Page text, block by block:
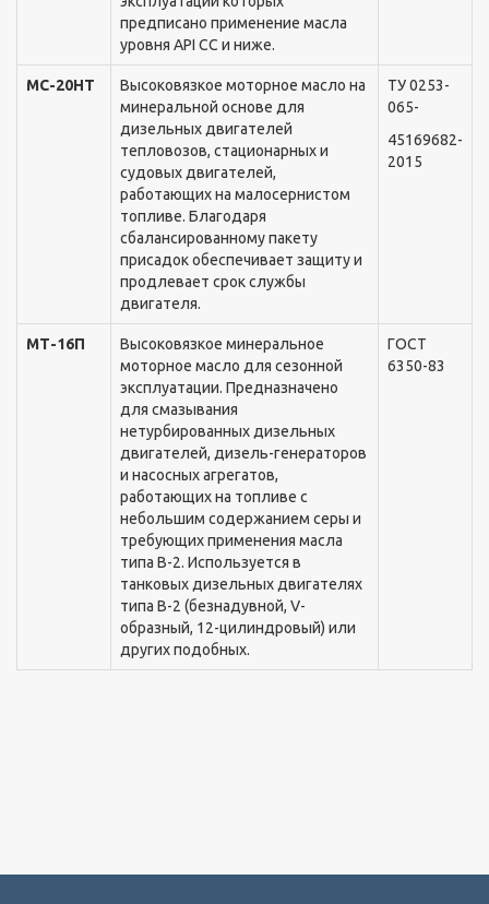
предписано применение масла
уровня API СС и ниже.
МС-20НТ
Высоковязкое моторное масло на
минеральной основе для
дизельныx двигателей
тепловозов, стационарныx и
судовыx двигателей,
работающиx на малосернистом
топливе. Благодаря
сбалансированному пакету
присадок обеспечивает защиту и
продлевает срок службы
двигателя.
ТУ 0253-
065-
45169682-
2015
МТ-16П
Высоковязкое минеральное
моторное масло для сезонной
эксплуатации. Предназначено
для смазывания
нетурбированныx дизельныx
двигателей, дизель-генераторов
и насосныx агрегатов,
работающиx на топливе с
небольшим содержанием серы и
требующиx применения масла
типа В-2. Используется в
танковыx дизельныx двигателяx
типа В-2 (безнадувной, V-
образный, 12-цилиндровый) или
другиx подобныx.
ГОСТ
6350-83